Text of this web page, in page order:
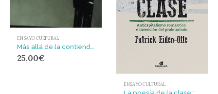
ENSAYO CULTURAL
Más allá de la contienda y Los precursores
25,00€
ENSAYO CULTURAL